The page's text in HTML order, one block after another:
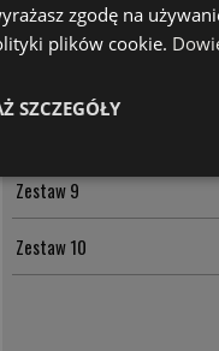
Zestaw 6
Zestaw 9
Zestaw 10
zgodę na
plików cookie.
SZCZEGÓŁY